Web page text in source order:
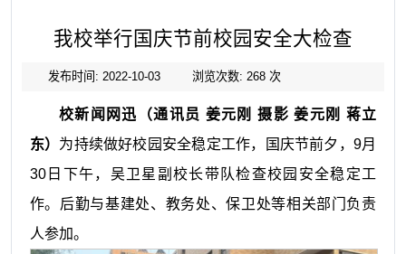
我校举行国庆节前校园安全大检查
发布时间: 2022-10-03 浏览次数: 268次
校新闻网迅（通讯员 姜元刚 摄影 姜元刚 蒋立
东） 为持续做好校园安全稳定工作，国庆节前夕， 9月
30日下午，吴卫星副校长带队检查校园安全稳定工
作。后勤与基建处、教务处、保卫处等相关部门负责
人参加。